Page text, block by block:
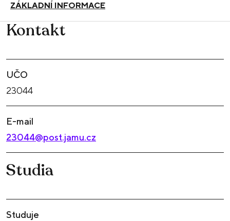
ZÁKLADNÍ INFORMACE
Kontakt
UČO
23044
E-mail
23044@post.jamu.cz
Studia
Studuje